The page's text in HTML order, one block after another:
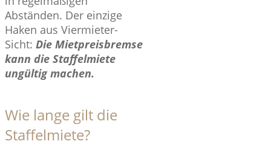
Abständen. Der einzige
Haken aus Viermieter-
Sicht: Die Mietpreisbremse
kann die Staffelmiete
ungültig machen.
Wie lange gilt die
Staffelmiete?